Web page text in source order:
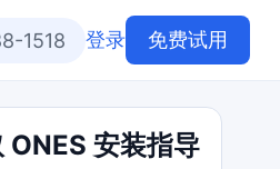
1518 登录 免费试用
ONES 安装指导